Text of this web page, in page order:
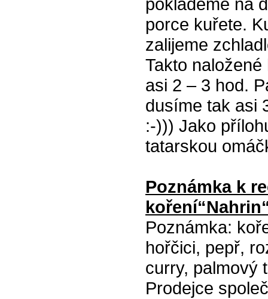
porce kuřete.
zalijeme
Takto
asi 2 – 3 hod.
dusíme tak asi
:-))) Jako
tatarskou
Poznámka k
Poznámka:
hořčici, pepř,
curry, palmový
Prodejce